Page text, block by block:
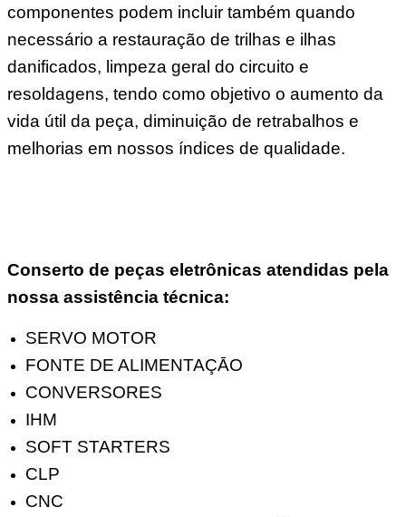
componentes podem incluir também quando
necessário a restauração de trilhas e ilhas
danificados, limpeza geral do circuito e
resoldagens, tendo como objetivo o aumento da
vida útil da peça, diminuição de retrabalhos e
melhorias em nossos índices de qualidade.
Conserto de peças eletrônicas atendidas pela
nossa assistência técnica:
SERVO MOTOR
FONTE DE ALIMENTAÇĀO
CONVERSORES
IHM
SOFT STARTERS
CLP
CNC